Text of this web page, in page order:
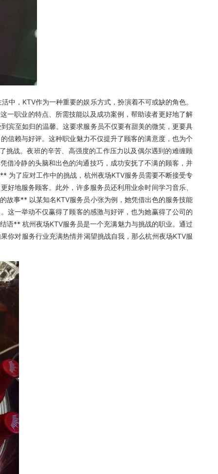
，KTV作为一种重要的娱乐方式，扮演着不可或缺的角色。
一职业的特点、所需技能以及成功案例，帮助读者更好地了解
宾至如归的温馨。这要求服务员不仅要有甜美的微笑，更要具
信赖与好评。这种职业魅力不仅提升了顾客的满意度，也为个
战。夜班的辛苦、高强度的工作压力以及偶尔遇到的难缠顾
借冷静的头脑和出色的沟通技巧，成功安抚了不满的顾客，并
为了应对工作中的挑战，杭州夜场KTV服务员需要不断接受专
地服务顾客。此外，许多服务员还利用业余时间学习音乐、
故事** 以某知名KTV服务员小张为例，她凭借出色的服务技能
这一举动不仅赢得了顾客的感激与好评，也为她赢得了公司的
语** 杭州夜场KTV服务员是一个充满魅力与挑战的职业。通过
你对服务行业充满热情并渴望挑战自我，那么杭州夜场KTV服